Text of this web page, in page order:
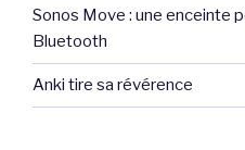
Sonos Move : une enceinte
Bluetooth
Anki tire sa révérence